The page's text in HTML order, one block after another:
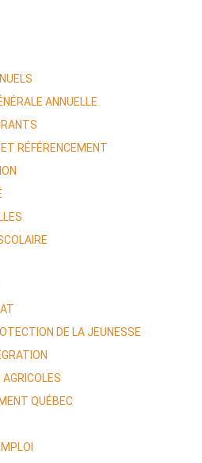
ANNUELLE
RÉFÉRENCEMENT
DE LA JEUNESSE
QUÉBEC